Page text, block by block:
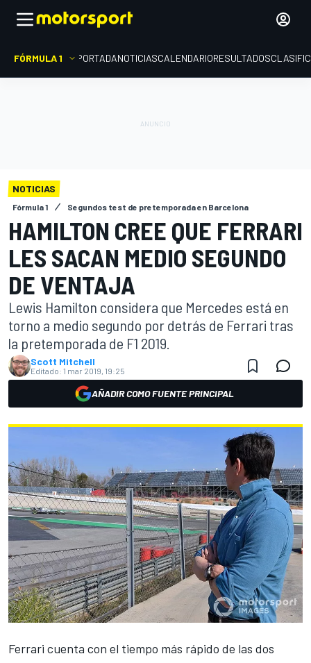
FÓRMULA 1 PORTADANOTICIASCALENDARIORESULTADOS
NOTICIAS
Fórmula 1 Segundos test de pretemporada en Barcelona
HAMILTON CREE QUE FERRARI
LES SACAN MEDIO SEGUNDO
DE VENTAJA
Lewis Hamilton considera que Mercedes está en
torno a medio segundo por detrás de Ferrari tras
la pretemporada de F1 2019.
Scott Mitchell
Editado: 1 mar 2019, 19:25
AÑADIR COMO FUENTE PRINCIPAL
Ferrari cuenta con el tiempo más rápido de las dos